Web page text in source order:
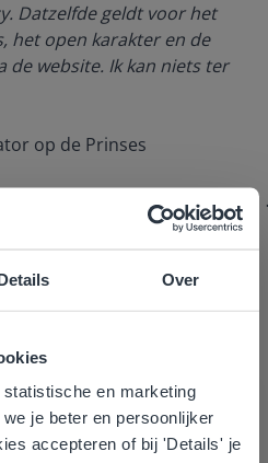
Over
en marketing
je beter en persoonlijker
accepteren of bij 'Details' je
Datzelfde geldt voor het
het open karakter en de
website. Ik kan niets ter
op de Prinses
meer!
niet
locatie